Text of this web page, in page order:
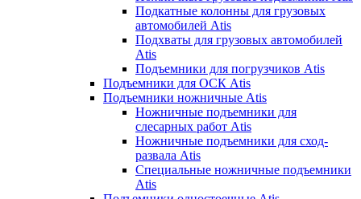
Подкатные колонны для грузовых
автомобилей Atis
Подхваты для грузовых автомобилей
Atis
Подъемники для погрузчиков Atis
Подъемники для ОСК Atis
Подъемники ножничные Atis
Ножничные подъемники для
слесарных работ Atis
Ножничные подъемники для сход-
развала Atis
Специальные ножничные подъемники
Atis